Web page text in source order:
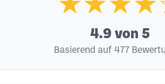
4.9 von 5
Basierend auf 477